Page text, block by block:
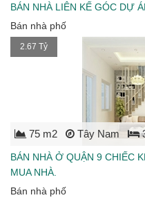
BÁN NHÀ LIÊN KẾ GÓC DỰ
Bán nhà phố
2.67 Tỷ
75 m2 Tây Nam
BÁN NHÀ Ở QUẬN 9 CHIẾC
MUA NHÀ.
Bán nhà phố